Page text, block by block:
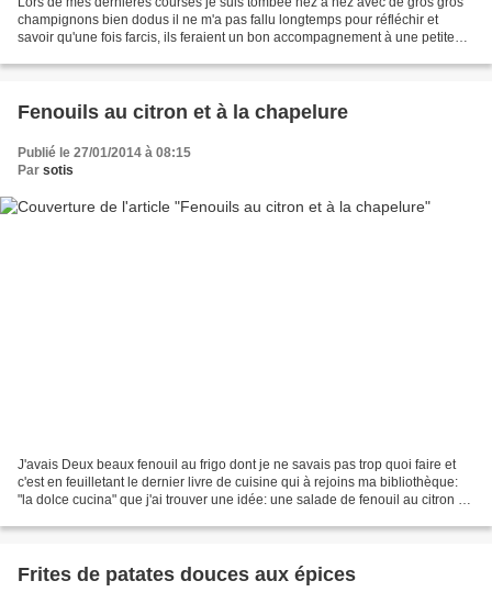
champignons bien dodus il ne m'a pas fallu longtemps pour réfléchir et
savoir qu'une fois farcis, ils feraient un bon accompagnement à une petite
Fenouils au citron et à la chapelure
Publié le 27/01/2014 à 08:15
Par sotis
J'avais Deux beaux fenouil au frigo dont je ne savais pas trop quoi faire et
c'est en feuilletant le dernier livre de cuisine qui à rejoins ma bibliothèque:
"la dolce cucina" que j'ai trouver une idée: une salade de fenouil au citron et
Frites de patates douces aux épices